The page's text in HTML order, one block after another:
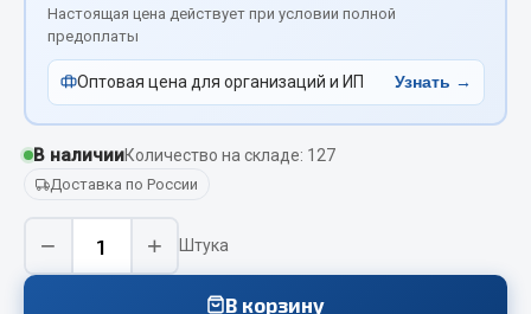
Аптечки и знаки автомобильные
Брызговики
Вентиляторы кабины
Показать ещё
Настоящая цена действует при условии полной
предоплаты
Оптовая цена для организаций и ИП Узнать →
В наличииКоличество на складе: 127
Доставка по России
− + Штука
В корзину